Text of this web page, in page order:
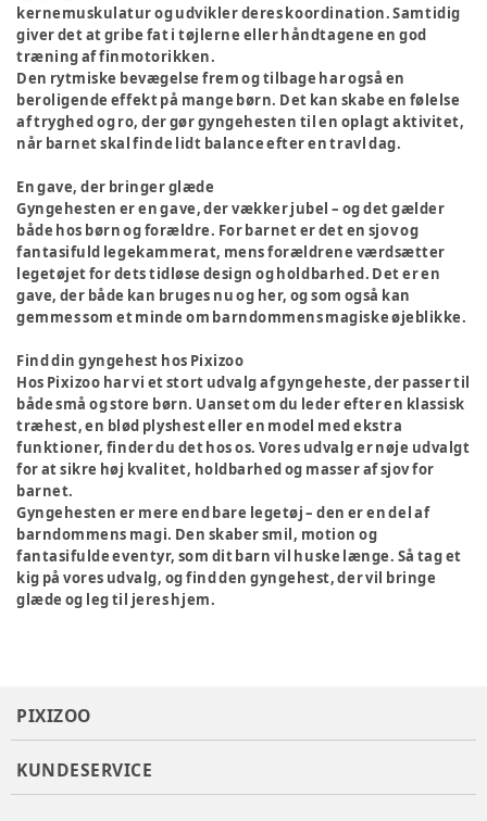
kernemuskulatur og udvikler deres koordination. Samtidig
giver det at gribe fat i tøjlerne eller håndtagene en god
træning af finmotorikken.
Den rytmiske bevægelse frem og tilbage har også en
beroligende effekt på mange børn. Det kan skabe en følelse
af tryghed og ro, der gør gyngehesten til en oplagt aktivitet,
når barnet skal finde lidt balance efter en travl dag.
En gave, der bringer glæde
Gyngehesten er en gave, der vækker jubel – og det gælder
både hos børn og forældre. For barnet er det en sjov og
fantasifuld legekammerat, mens forældrene værdsætter
legetøjet for dets tidløse design og holdbarhed. Det er en
gave, der både kan bruges nu og her, og som også kan
gemmes som et minde om barndommens magiske øjeblikke.
Find din gyngehest hos Pixizoo
Hos Pixizoo har vi et stort udvalg af gyngeheste, der passer til
både små og store børn. Uanset om du leder efter en klassisk
træhest, en blød plyshest eller en model med ekstra
funktioner, finder du det hos os. Vores udvalg er nøje udvalgt
for at sikre høj kvalitet, holdbarhed og masser af sjov for
barnet.
Gyngehesten er mere end bare legetøj – den er en del af
barndommens magi. Den skaber smil, motion og
fantasifulde eventyr, som dit barn vil huske længe. Så tag et
kig på vores udvalg, og find den gyngehest, der vil bringe
glæde og leg til jeres hjem.
PIXIZOO
KUNDESERVICE